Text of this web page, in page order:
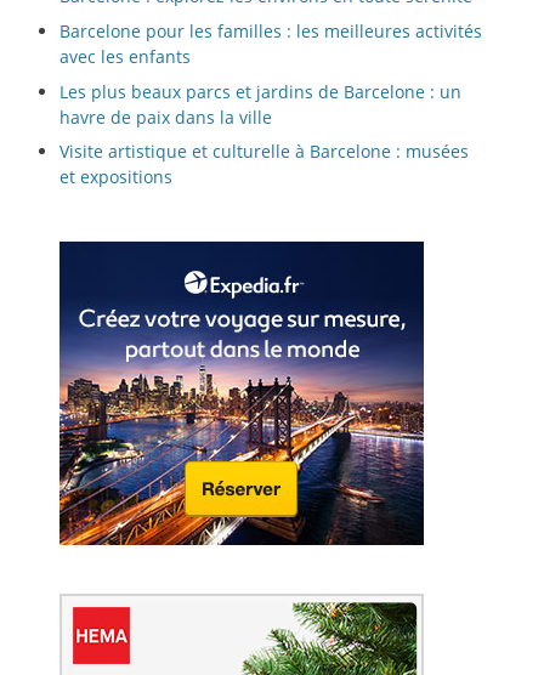
Barcelone pour les familles : les meilleures activités
avec les enfants
Les plus beaux parcs et jardins de Barcelone : un
havre de paix dans la ville
Visite artistique et culturelle à Barcelone : musées
et expositions